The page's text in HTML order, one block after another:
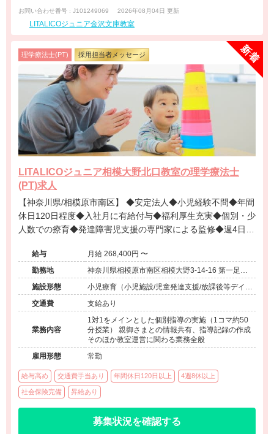
お問い合わせ番号 : J101249069 2026年08月04日 更新
LITALICOジュニア金沢文庫教室
理学療法士(PT) 採用担当者メッセージ
LITALICOジュニア相模大野北口教室の理学療法士
(PT)求人
【神奈川県/相模原市南区】 ◆安定法人◆小児経験不問◆年間
休日120日程度◆入社月に有給付与◆福利厚生充実◆個別・少
人数での療育◆発達障害児支援の専門家による監修◆週4日勤
給与
月給 268,400円 〜
勤務地
神奈川県相模原市南区相模大野3-14-16 第一足立
ビル5F
施設形態
小児療育（小児施設/児童発達支援/放課後等デイサ
ービス）
交通費 支給あり
業務内容
1対1をメインとした個別指導の実施（1コマ約50
分授業） 親御さまとの情報共有、指導記録の作成
そのほか教室運営に関わる業務全般
雇用形態
常勤
給与高め 交通費手当あり 年間休日120日以上 4週8休以上
社会保険完備 昇給あり
募集状況を確認する